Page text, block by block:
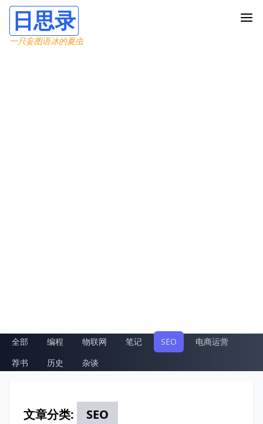
日思录
一只妄图语冰的夏虫
全部 编程 物联网 笔记 SEO
电商运营
荐书
历史 杂谈
文章分类: SEO